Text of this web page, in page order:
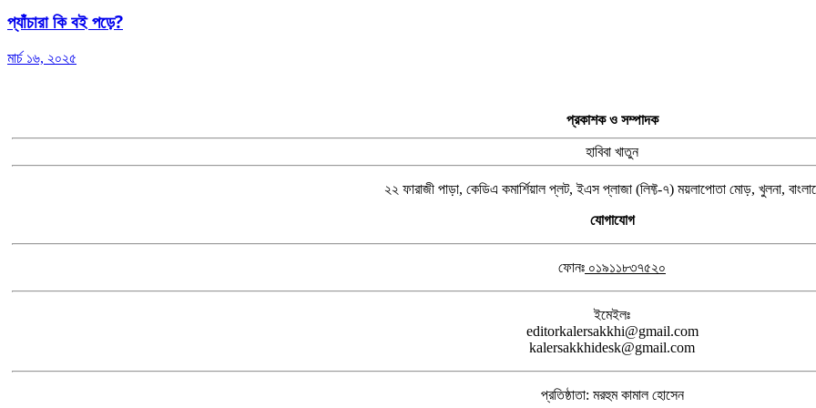
প্যাঁচারা কি বই পড়ে?
মার্চ ১৬, ২০২৫
প্রকাশক ও সম্পাদক
হাবিবা খাতুন
২২ ফারাজী পাড়া, কেডিএ কমার্শিয়াল প্লট, ইএস প্লাজা (লিফ্ট-৭) ময়লাপোতা মোড়, খুলনা,
যোগাযোগ
ফোনঃ ০১৯১১৮৩৭৫২০
ইমেইলঃ
editorkalersakkhi@gmail.com
kalersakkhidesk@gmail.com
প্রতিষ্ঠাতা: মরহুম কামাল হোসেন